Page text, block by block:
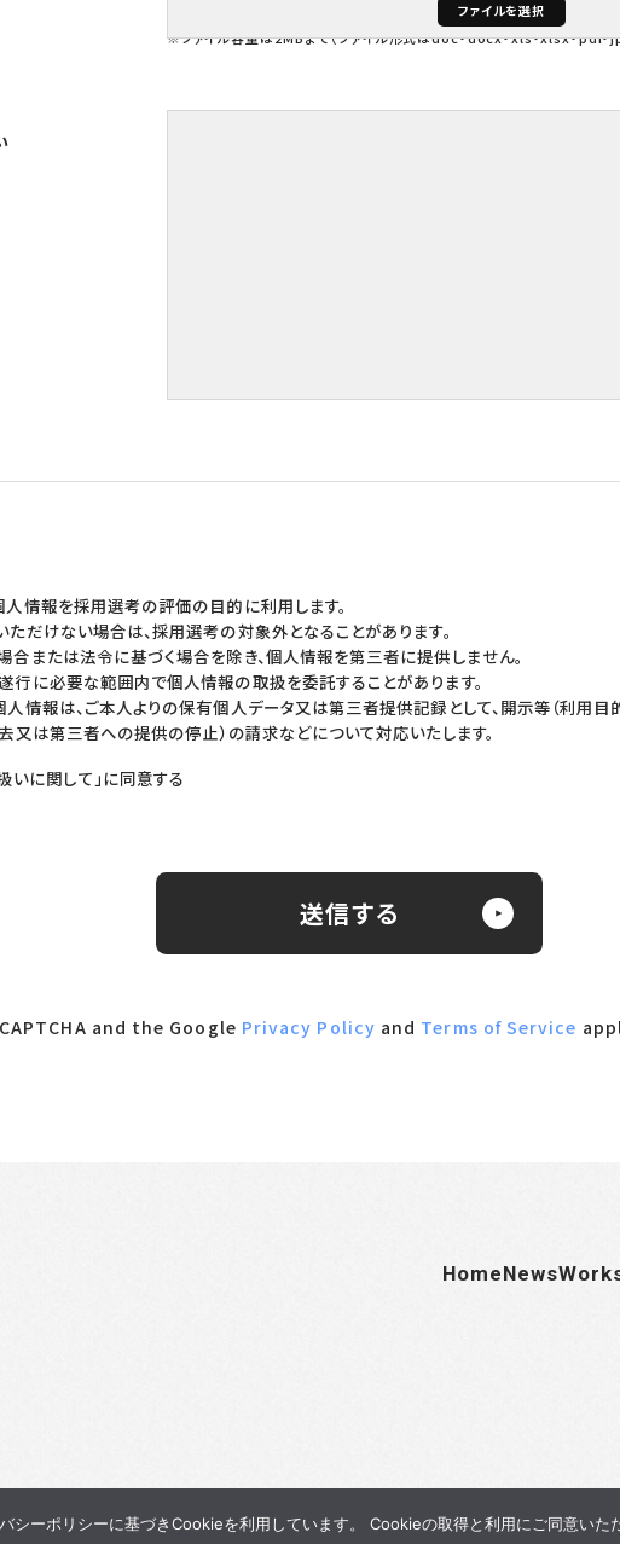
ファイルを選択
※ファイル容量は2MBまで（ファイル形式はdoc・docx・xls・xlsx・pdf・
人情報を採用選考の評価の目的に利用します。
だけない場合は、採用選考の対象外となることがあります。
または法令に基づく場合を除き、個人情報を第三者に提供しません。
行に必要な範囲内で個人情報の取扱を委託することがあります。
情報は、ご本人よりの保有個人データ又は第三者提供記録として、開示等（利用目
又は第三者への提供の停止）の請求などについて対応いたします。
いに関して」に同意する
and the Google Privacy Policy and Terms of Service
HomeNews
シーポリシーに基づきCookieを利用しています。 Cookieの取得と利用にご同意い